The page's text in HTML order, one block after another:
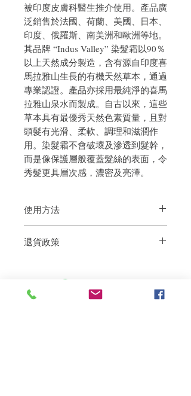
被印度皮膚科醫生推介使用。產品廣
泛銷售於法國、荷蘭、美國、日本、
印度、俄羅斯、南美洲和歐洲等地。
其品牌 “Indus Valley” 染髮霜以90％
以上天然成分製造，含有源自印度喜
馬拉雅山生長的有機天然草本，通過
專業認證。產品亦採用最純淨的喜馬
拉雅山泉水而製成。自古以來，這些
草本具有最優秀天然色素質量，且對
頭髮有光滑、柔軟、調理和滋潤作
用。染髮霜不會破壞及滲透到髮幹，
而是像保護層般覆蓋髮絲的表面，令
秀髮更具層次感，濃密及亮澤。
使用方法
退貨政策
通知我們。但是，您需要支付退回的運